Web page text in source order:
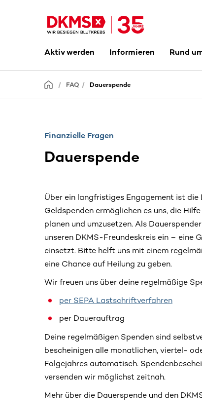
Aktiv werden Informieren Rund
FAQ Dauerspende
Finanzielle Fragen
Dauerspende
Über ein langfristiges Engagement ist die
Geldspenden ermöglichen es uns, die
planen und umzusetzen. Als
unseren DKMS-Freundeskreis ein – eine
einsetzt. Bitte helft uns mit einem
eine Chance auf Heilung zu geben.
Wir freuen uns über deine regelmäßige
per SEPA Lastschriftverfahren
per Dauerauftrag
Deine regelmäßigen Spenden sind
bescheinigen alle monatlichen, viertel-
Folgejahres automatisch.
versenden wir möglichst zeitnah.
Mehr über die Dauerspende und den